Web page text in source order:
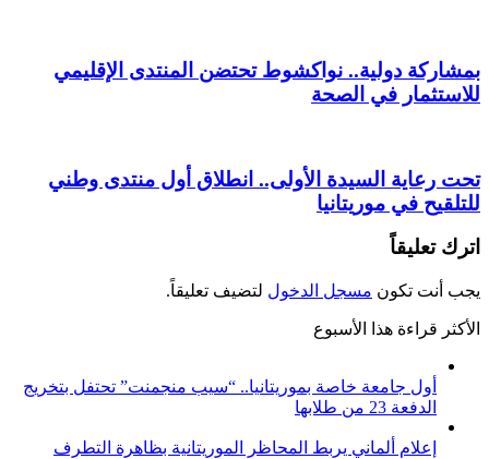
بمشاركة دولية.. نواكشوط تحتضن المنتدى الإقليمي
للاستثمار في الصحة
تحت رعاية السيدة الأولى.. انطلاق أول منتدى وطني
للتلقيح في موريتانيا
اترك تعليقاً
يجب أنت تكون مسجل الدخول لتضيف تعليقاً.
الأكثر قراءة هذا الأسبوع
أول جامعة خاصة بموريتانيا.. “سيب منجمنت” تحتفل بتخريج
الدفعة 23 من طلابها
إعلام ألماني يربط المحاظر الموريتانية بظاهرة التطرف